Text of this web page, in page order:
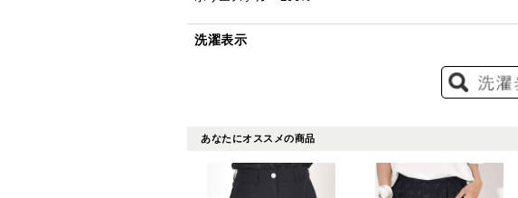
洗濯表示
あなたにオススメの商品